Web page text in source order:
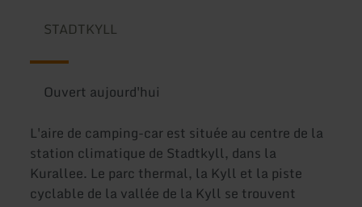
STADTKYLL
Ouvert aujourd'hui
L'aire de camping-car est située au centre de la
station climatique de Stadtkyll, dans la
Kurallee. Le parc thermal, la Kyll et la piste
cyclable de la vallée de la Kyll se trouvent